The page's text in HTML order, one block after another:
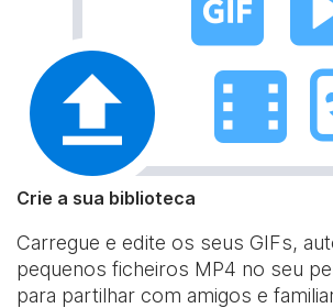
Crie a sua biblioteca
Carregue e edite os seus GIFs,
pequenos ficheiros MP4 no seu
para partilhar com amigos e